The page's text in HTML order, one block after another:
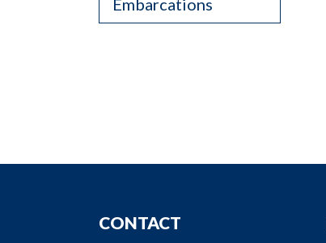
Embarcations
CONTACT